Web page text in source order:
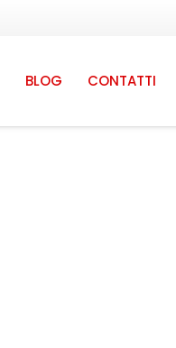
BLOG CONTATTI